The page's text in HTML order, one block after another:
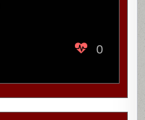
0